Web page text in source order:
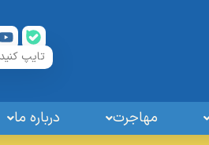
مهاجرت درباره ما